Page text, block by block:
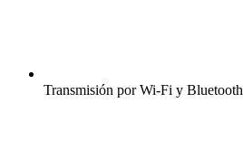
Transmisión por Wi-Fi y Bluetooth